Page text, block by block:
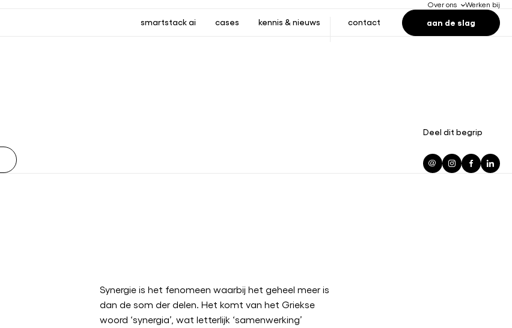
Over ons Werken bij
smartstack ai cases kennis & nieuws contact
aan de slag
Deel dit begrip
Synergie is het fenomeen waarbij het geheel meer is
dan de som der delen. Het komt van het Griekse
woord ‘synergia’, wat letterlijk ‘samenwerking’